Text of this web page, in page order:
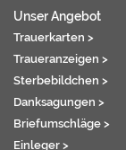
Unser Angebot
Trauerkarten >
Traueranzeigen >
Sterbebildchen >
Danksagungen >
Briefumschläge >
Einleger >